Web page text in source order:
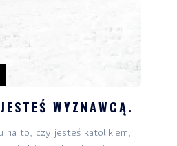
WYZNAWCĄ.
na to, czy jesteś katolikiem,